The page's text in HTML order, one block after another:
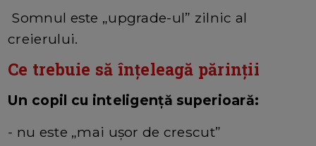
Somnul este „upgrade-ul” zilnic al
creierului.
Ce trebuie să înțeleagă părinții
Un copil cu inteligență superioară:
- nu este „mai ușor de crescut”